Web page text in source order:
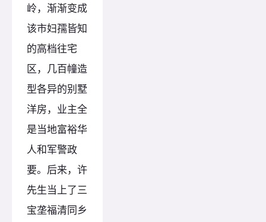
岭，渐渐变成
该市妇孺皆知
的高档往宅
区，几百幢造
型各异的别墅
洋房，业主全
是当地富裕华
人和军警政
要。后来，许
先生当上了三
宝垄福清同乡